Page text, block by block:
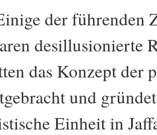
der führenden
desillusionierte
das Konzept der
und
Einheit in